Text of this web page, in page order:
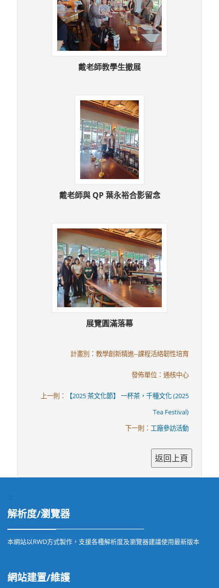
戴老師教學生撤展
戴老師與 QP 葉永裕合影留念
展覽圓滿落幕
計畫別：教學創新精進--課程活絡韌性培育
發佈單位：通核中心
上一則：
【2025 茶文化節】 一杯茶，千種文化 (2025
Tea Festival)
下一則： 工廠參訪活動
解析度/瀏覽器
本網站以RWD方式製作，支援各種解析度及瀏覽器建議使用最新版本
網站建置/維護